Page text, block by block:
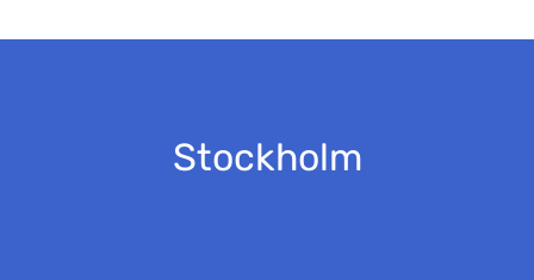
Stockholm